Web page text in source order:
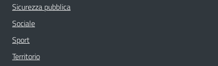
Sicurezza pubblica
Sociale
Sport
Territorio